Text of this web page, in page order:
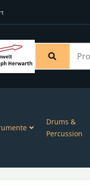
Drums &
Percussion